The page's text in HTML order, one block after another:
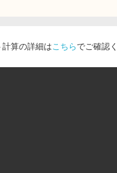
算の詳細はこちらでご確認